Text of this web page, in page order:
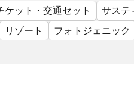
ケット・交通セット サステ
リゾート フォトジェニック